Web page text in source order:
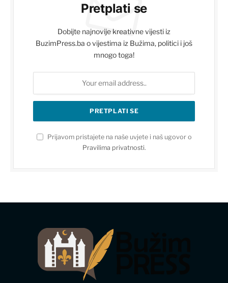
Pretplati se
Dobijte najnovije kreativne vijesti iz
BuzimPress.ba o vijestima iz Bužima, politici i još
mnogo toga!
Prijavom pristajete na naše uvjete i naš ugovor o
Pravilima privatnosti.